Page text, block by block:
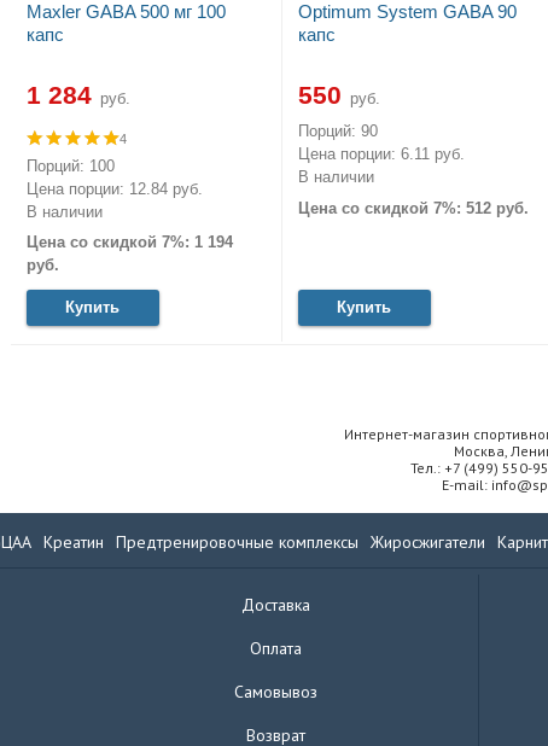
Maxler GABA 500 мг 100
капс
1 284 руб.
4
Порций: 100
Цена порции: 12.84 руб.
В наличии
Цена со скидкой 7%: 1 194
руб.
Купить
Optimum System GABA 90
капс
550 руб.
Порций: 90
Цена порции: 6.11 руб.
В наличии
Цена со скидкой 7%: 512 руб.
Купить
Интернет-магазин
Москва,
Тел.: +7 (499) 550-
E-mail:
Креатин Предтренировочные комплексы Жиросжигатели
Доставка
Оплата
Самовывоз
Возврат